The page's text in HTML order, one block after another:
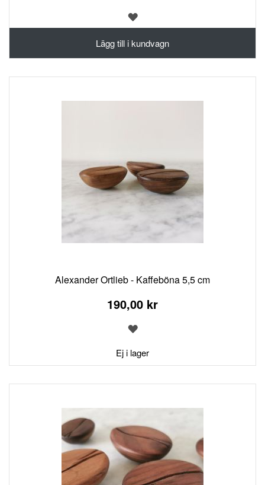
Lägg till i kundvagn
LÄGG
TILL
I
ÖNSKELISTA
Alexander Ortlieb - Kaffeböna 5,5 cm
190,00 kr
Ej i lager
LÄGG
I
ÖNSKELISTA